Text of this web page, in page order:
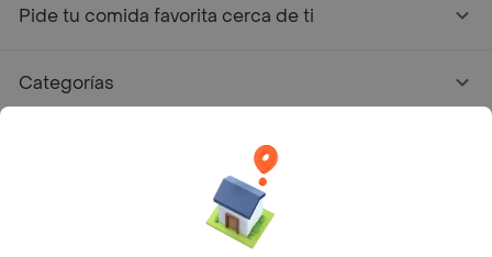
Pide tu comida favorita cerca de ti
Categorías